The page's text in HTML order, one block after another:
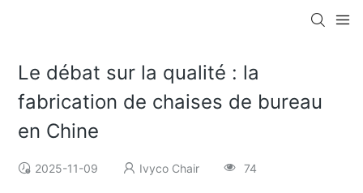
Le débat sur la qualité : la
fabrication de chaises de bureau
en Chine
2025-11-09 Ivyco Chair 74